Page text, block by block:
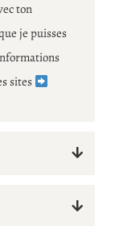
ton
je puisses
sites
sont les seuls